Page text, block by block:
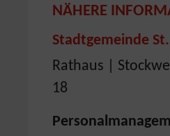
NÄHERE
Stadtgemeinde
Rathaus |
18